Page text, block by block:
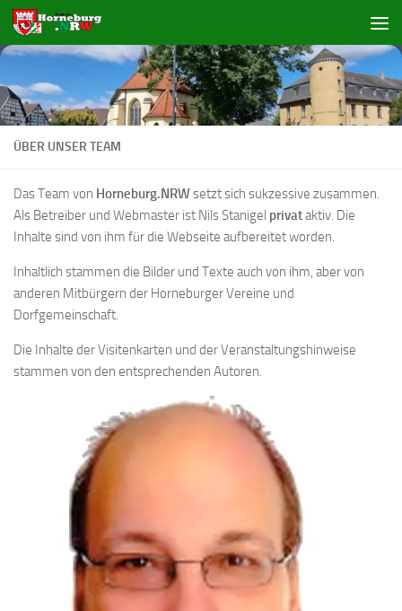
Zum Inhalt springen
ÜBER UNSER TEAM
Das Team von Horneburg.NRWsetzt sich sukzessive zusammen.
Als Betreiber und Webmaster ist Nils Stanigel privataktiv. Die
Inhalte sind von ihm für die Webseite aufbereitet worden.
Inhaltlich stammen die Bilder und Texte auch von ihm, aber von
anderen Mitbürgern der Horneburger Vereine und
Dorfgemeinschaft.
Die Inhalte der Visitenkarten und der Veranstaltungshinweise
stammen von den entsprechenden Autoren.